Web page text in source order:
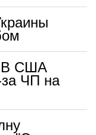
В США
за ЧП на